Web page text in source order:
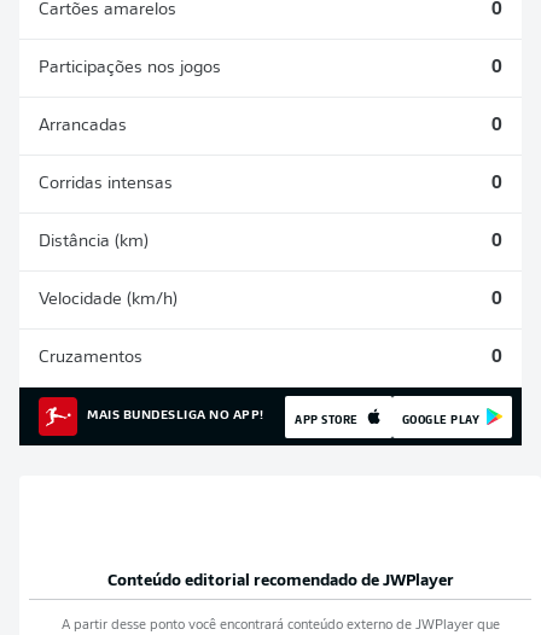
Cartões amarelos 0
Participações nos jogos 0
Arrancadas 0
Corridas intensas 0
Distância (km) 0
Velocidade (km/h) 0
Cruzamentos 0
MAIS BUNDESLIGA NO APP! APP STORE GOOGLE PLAY
Conteúdo editorial recomendado de JWPlayer
A partir desse ponto você encontrará conteúdo externo de JWPlayerque